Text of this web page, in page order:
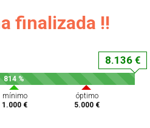
finalizada !!
8.136 €
814 %
mínimo
1.000 €
óptimo
5.000 €